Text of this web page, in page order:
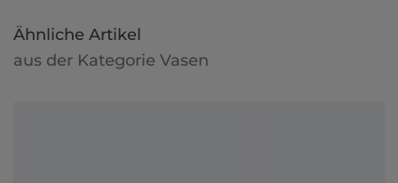
Ähnliche Artikel
aus der Kategorie Vasen